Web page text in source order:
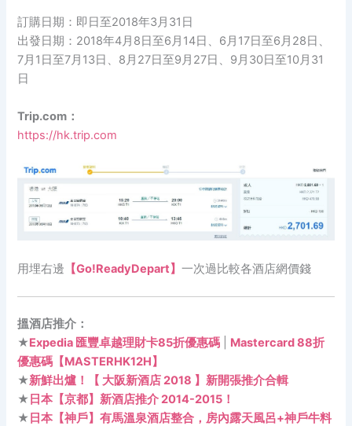
訂購日期：即日至2018年3月31日
出發日期：2018年4月8日至6月14日、6月17日至6月28日、
7月1日至7月13日、8月27日至9月27日、9月30日至10月31
日
Trip.com：
https://hk.trip.com
用埋右邊 【Go!ReadyDepart】一次過比較各酒店網價錢
搵酒店推介：
★Expedia 匯豐卓越理財卡85折優惠碼
Mastercard 88折
優惠碼【MASTERHK12H】
★新鮮出爐！【 大阪新酒店 2018 】新開張推介合輯
★ 日本【京都】新酒店推介 2014-2015！
★ 日本【神戶】有馬溫泉酒店整合，房內露天風呂+神戶牛料